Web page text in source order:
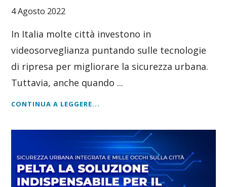
4 Agosto 2022
In Italia molte città investono in
videosorveglianza puntando sulle tecnologie
di ripresa per migliorare la sicurezza urbana.
Tuttavia, anche quando ...
CONTINUA A LEGGERE...